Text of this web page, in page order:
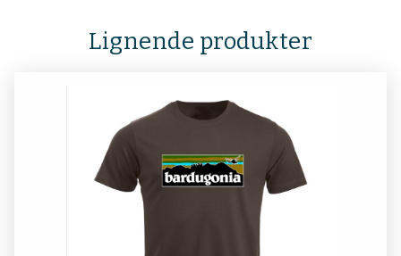
Lignende produkter